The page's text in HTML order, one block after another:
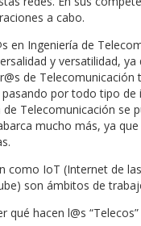
a cabo.
en Ingeniería de
y versatilidad,
de
por todo tipo
Telecomunicación se
mucho más, ya
como IoT (Internet de
son ámbitos de
hacen l@s